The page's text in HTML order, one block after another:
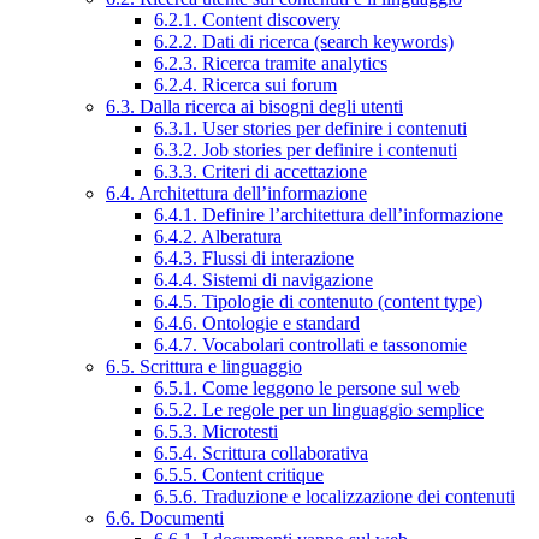
6.2.1. Content discovery
6.2.2. Dati di ricerca (search keywords)
6.2.3. Ricerca tramite analytics
6.2.4. Ricerca sui forum
6.3. Dalla ricerca ai bisogni degli utenti
6.3.1. User stories per definire i contenuti
6.3.2. Job stories per definire i contenuti
6.3.3. Criteri di accettazione
6.4. Architettura dell’informazione
6.4.1. Definire l’architettura dell’informazione
6.4.2. Alberatura
6.4.3. Flussi di interazione
6.4.4. Sistemi di navigazione
6.4.5. Tipologie di contenuto (content type)
6.4.6. Ontologie e standard
6.4.7. Vocabolari controllati e tassonomie
6.5. Scrittura e linguaggio
6.5.1. Come leggono le persone sul web
6.5.2. Le regole per un linguaggio semplice
6.5.3. Microtesti
6.5.4. Scrittura collaborativa
6.5.5. Content critique
6.5.6. Traduzione e localizzazione dei contenuti
6.6. Documenti